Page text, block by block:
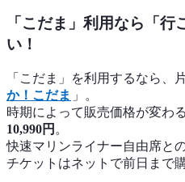
「こだま」利用なら「
い！
「こだま」を利用するなら、
か！こだま 」。
時期によって販売価格が変わ
10,990円 。
快速マリンライナー自由席と
チケットはネットで前日まで